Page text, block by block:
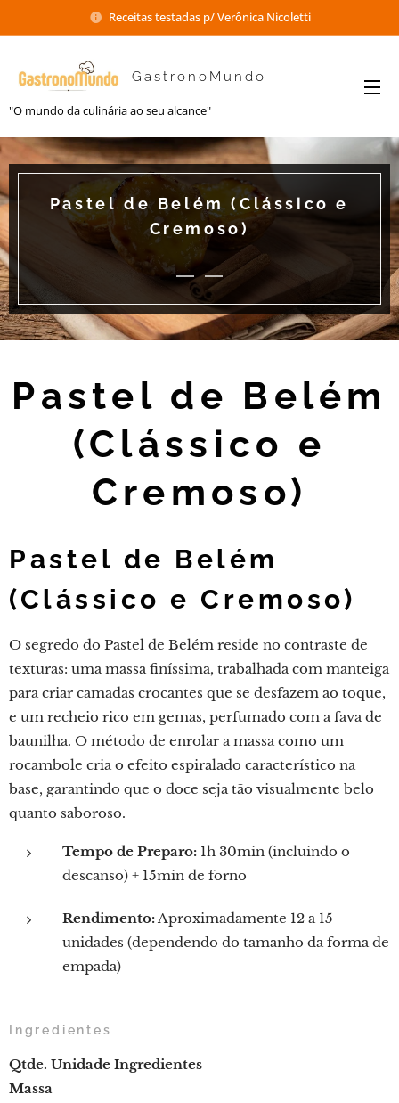
Receitas testadas p/ Verônica Nicoletti
GastronoMundo
"O mundo da culinária ao seu alcance"
Pastel de Belém (Clássico e
Cremoso)
Pastel de Belém
(Clássico e
Cremoso)
Pastel de Belém
(Clássico e Cremoso)
O segredo do Pastel de Belém reside no contraste de
texturas: uma massa finíssima, trabalhada com manteiga
para criar camadas crocantes que se desfazem ao toque,
e um recheio rico em gemas, perfumado com a fava de
baunilha. O método de enrolar a massa como um
rocambole cria o efeito espiralado característico na
base, garantindo que o doce seja tão visualmente belo
quanto saboroso.
Tempo de Preparo: 1h 30min (incluindo o
descanso) + 15min de forno
Rendimento:Aproximadamente 12 a 15
unidades (dependendo do tamanho da forma de
empada)
Ingredientes
Qtde. Unidade Ingredientes
Massa